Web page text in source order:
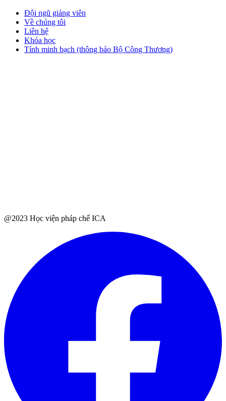
Đội ngũ giảng viên
Về chúng tôi
Liên hệ
Khóa học
Tính minh bạch (thông báo Bộ Công Thương)
@2023 Học viện pháp chế ICA